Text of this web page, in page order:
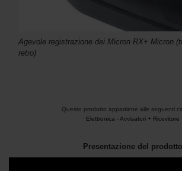
Agevole registrazione dei Micron RX+ Micron
retro)
Questo prodotto appartiene alle seguenti
Elettronica -Avvisatori + Ricevitore
Presentazione del prodotto